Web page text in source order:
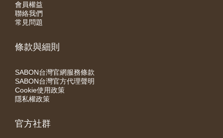
會員權益
聯絡我們
常見問題
條款與細則
SABON台灣官網服務條款
SABON台灣官方代理聲明
Cookie使用政策
隱私權政策
官方社群